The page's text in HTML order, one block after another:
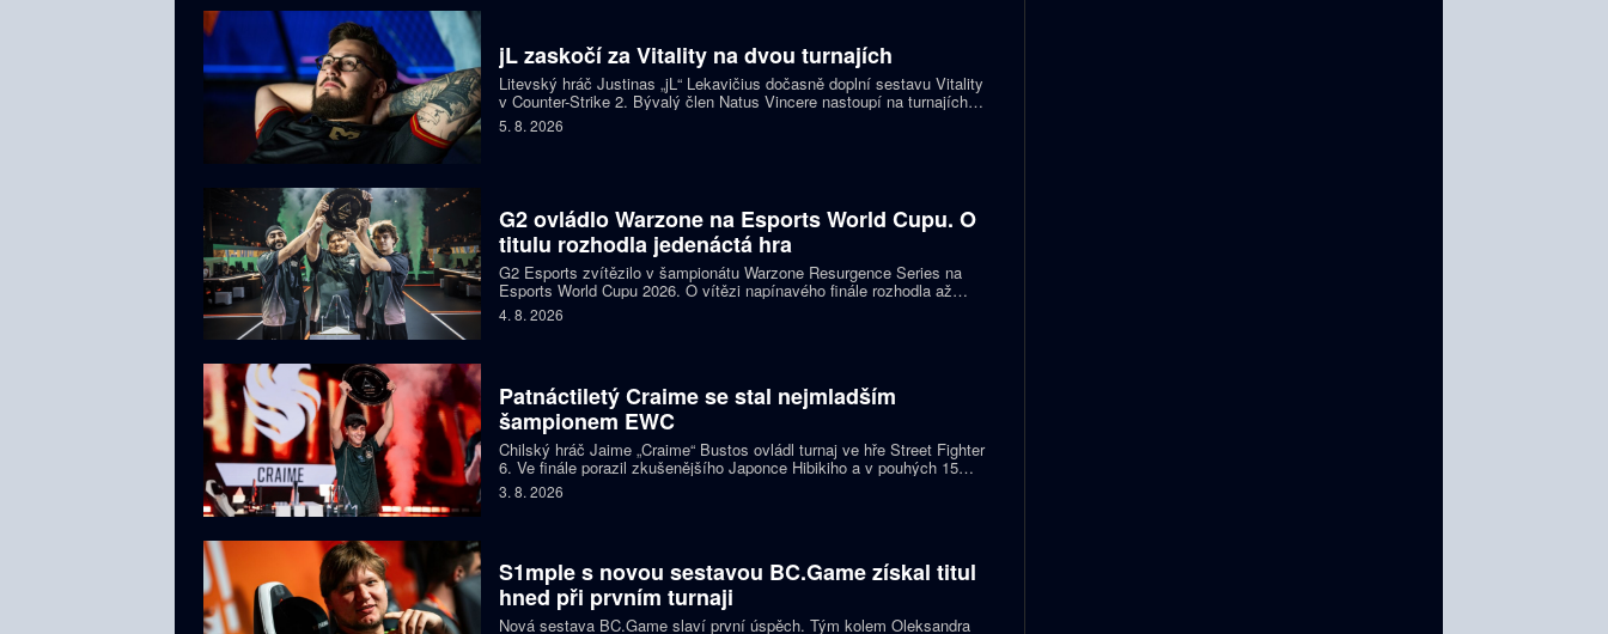
jL zaskočí za Vitality na dvou turnajích
Litevský hráč Justinas „jL“ Lekavičius dočasně doplní sestavu Vitality
v Counter-Strike 2. Bývalý člen Natus Vincere nastoupí na turnajích
BLAST Open Porto a PGL Masters Bucharest.
5. 8. 2026
G2 ovládlo Warzone na Esports World Cupu. O
titulu rozhodla jedenáctá hra
G2 Esports zvítězilo v šampionátu Warzone Resurgence Series na
Esports World Cupu 2026. O vítězi napínavého finále rozhodla až
jedenáctá hra, do které vstupovalo s šancí na titul hned pět týmů.
4. 8. 2026
Patnáctiletý Craime se stal nejmladším
šampionem EWC
Chilský hráč Jaime „Craime“ Bustos ovládl turnaj ve hře Street Fighter
6. Ve finále porazil zkušenějšího Japonce Hibikiho a v pouhých 15
letech se stal nejmladším vítězem v historii Esports World Cupu.
3. 8. 2026
S1mple s novou sestavou BC.Game získal titul
hned při prvním turnaji
Nová sestava BC.Game slaví první úspěch. Tým kolem Oleksandra